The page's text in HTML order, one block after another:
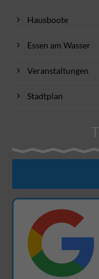
Hausboote
Essen am Wasser
Veranstaltungen
Stadtplan